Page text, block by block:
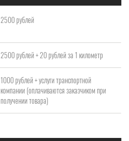
2500 рублей
2500 рублей + 20 рублей за 1 километр
1000 рублей + услуги транспортной
компании (оплачиваются заказчиком при
получении товара)